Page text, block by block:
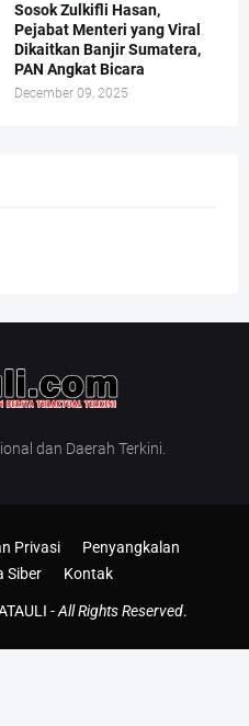
Sosok Zulkifli Hasan,
Pejabat Menteri yang Viral
Dikaitkan Banjir Sumatera,
PAN Angkat Bicara
December 09, 2025
dan Daerah Terkini.
-All Rights Reserved.
Privasi
Penyangkalan
Siber
Kontak